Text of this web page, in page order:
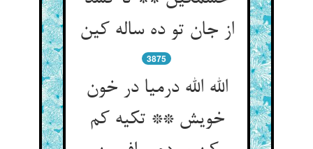
از جان تو ده ساله کین
3875
الله الله درمیا در خون
خویش ** تکیه کم